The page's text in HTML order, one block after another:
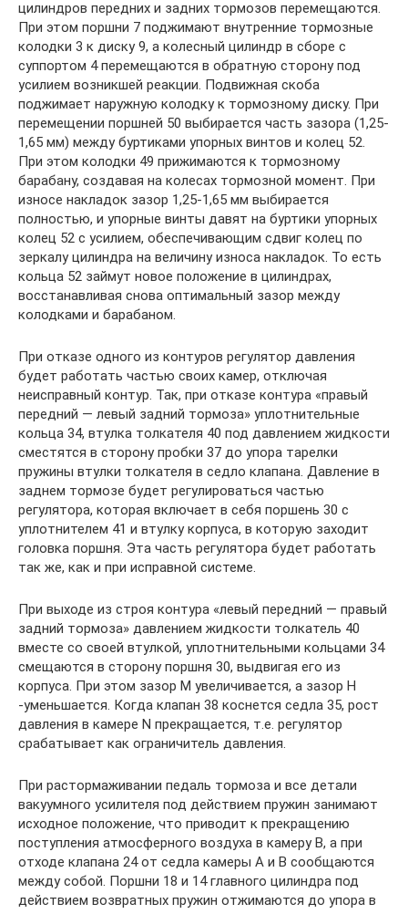
цилиндров передних и задних тормозов перемещаются.
При этом поршни 7 поджимают внутренние тормозные
колодки 3 к диску 9, а колесный цилиндр в сборе с
суппортом 4 перемещаются в обратную сторону под
усилием возникшей реакции. Подвижная скоба
поджимает наружную колодку к тормозному диску. При
перемещении поршней 50 выбирается часть зазора (1,25-
1,65 мм) между буртиками упорных винтов и колец 52.
При этом колодки 49 прижимаются к тормозному
барабану, создавая на колесах тормозной момент. При
износе накладок зазор 1,25-1,65 мм выбирается
полностью, и упорные винты давят на буртики упорных
колец 52 с усилием, обеспечивающим сдвиг колец по
зеркалу цилиндра на величину износа накладок. То есть
кольца 52 займут новое положение в цилиндрах,
восстанавливая снова оптимальный зазор между
колодками и барабаном.
При отказе одного из контуров регулятор давления
будет работать частью своих камер, отключая
неисправный контур. Так, при отказе контура «правый
передний — левый задний тормоза» уплотнительные
кольца 34, втулка толкателя 40 под давлением жидкости
сместятся в сторону пробки 37 до упора тарелки
пружины втулки толкателя в седло клапана. Давление в
заднем тормозе будет регулироваться частью
регулятора, которая включает в себя поршень 30 с
уплотнителем 41 и втулку корпуса, в которую заходит
головка поршня. Эта часть регулятора будет работать
так же, как и при исправной системе.
При выходе из строя контура «левый передний — правый
задний тормоза» давлением жидкости толкатель 40
вместе со своей втулкой, уплотнительными кольцами 34
смещаются в сторону поршня 30, выдвигая его из
корпуса. При этом зазор М увеличивается, а зазор Н
-уменьшается. Когда клапан 38 коснется седла 35, рост
давления в камере N прекращается, т.е. регулятор
срабатывает как ограничитель давления.
При растормаживании педаль тормоза и все детали
вакуумного усилителя под действием пружин занимают
исходное положение, что приводит к прекращению
поступления атмосферного воздуха в камеру В, а при
отходе клапана 24 от седла камеры А и В сообщаются
между собой. Поршни 18 и 14 главного цилиндра под
действием возвратных пружин отжимаются до упора в